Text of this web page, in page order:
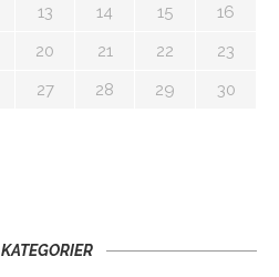
13 14 15
16
20 21 22
23
27 28 29
30
KATEGORIER